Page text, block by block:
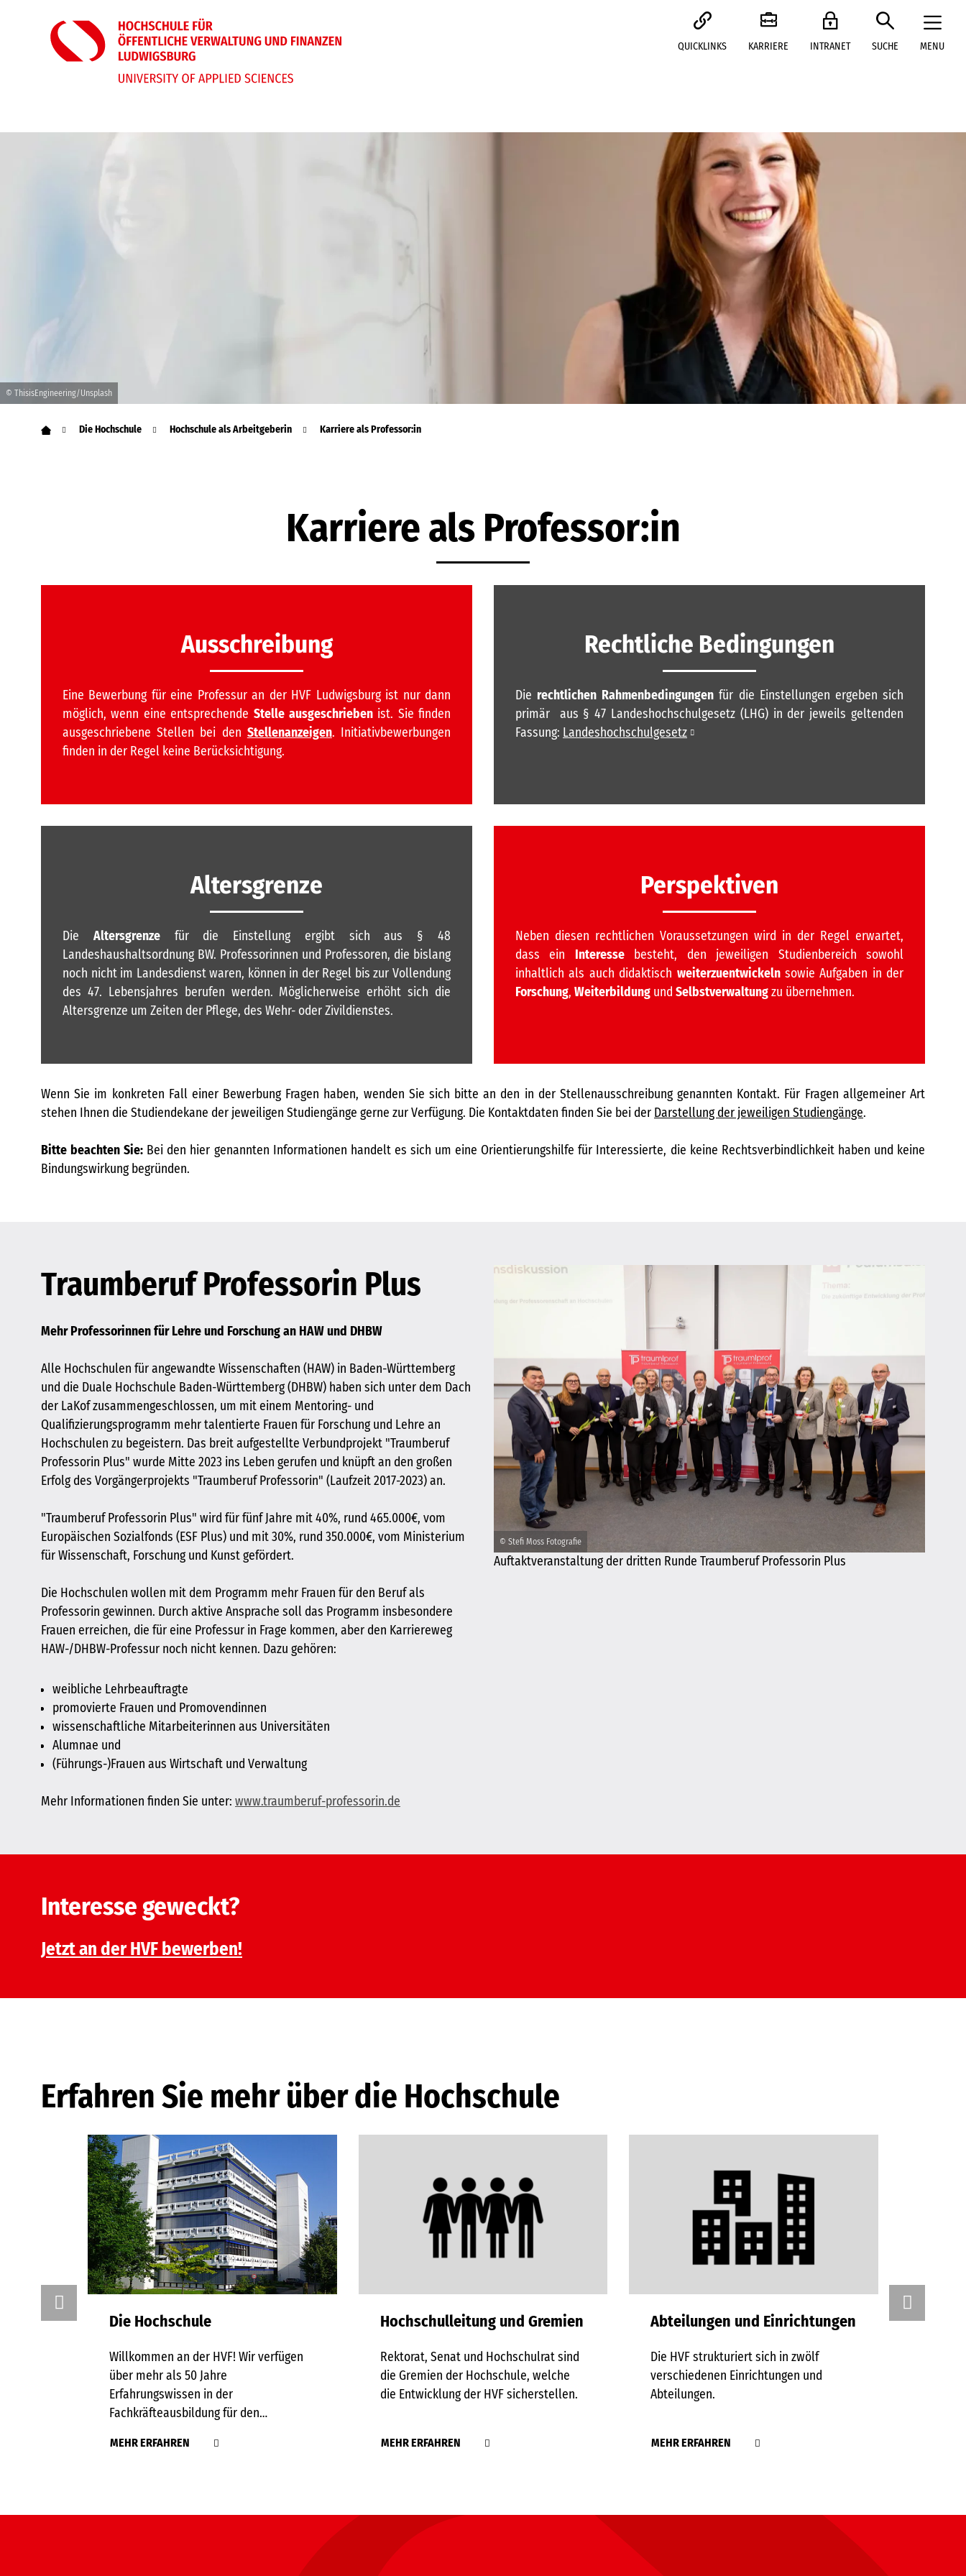
QUICKLINKS KARRIERE INTRANET SUCHE MENU
© ThisisEngineering/Unsplash
Die Hochschule Hochschule als Arbeitgeberin Karriere als Professor:in
Karriere als Professor:in
Ausschreibung
Eine Bewerbung für eine Professur an der HVF Ludwigsburg ist nur dann
möglich, wenn eine entsprechende Stelle ausgeschriebenist. Sie finden
ausgeschriebene Stellen bei den Stellenanzeigen. Initiativbewerbungen
finden in der Regel keine Berücksichtigung.
Rechtliche Bedingungen
Die rechtlichen Rahmenbedingungen für die Einstellungen ergeben sich
primär aus § 47 Landeshochschulgesetz (LHG) in der jeweils geltenden
Fassung: Landeshochschulgesetz
Altersgrenze
Die Altersgrenzefür die Einstellung ergibt sich aus § 48
Landeshaushaltsordnung BW. Professorinnen und Professoren, die bislang
noch nicht im Landesdienst waren, können in der Regel bis zur Vollendung
des 47. Lebensjahres berufen werden. Möglicherweise erhöht sich die
Altersgrenze um Zeiten der Pflege, des Wehr- oder Zivildienstes.
Perspektiven
Neben diesen rechtlichen Voraussetzungen wird in der Regel erwartet,
dass ein Interessebesteht, den jeweiligen Studienbereich sowohl
inhaltlich als auch didaktisch weiterzuentwickelnsowie Aufgaben in der
Forschung, Weiterbildung und Selbstverwaltungzu übernehmen.
Wenn Sie im konkreten Fall einer Bewerbung Fragen haben, wenden Sie sich bitte an den in der Stellenausschreibung genannten Kontakt. Für Fragen allgemeiner Art
stehen Ihnen die Studiendekane der jeweiligen Studiengänge gerne zur Verfügung. Die Kontaktdaten finden Sie bei der Darstellung der jeweiligen Studiengänge.
Bitte beachten Sie: Bei den hier genannten Informationen handelt es sich um eine Orientierungshilfe für Interessierte, die keine Rechtsverbindlichkeit haben und keine
Bindungswirkung begründen.
Traumberuf Professorin Plus
Mehr Professorinnen für Lehre und Forschung an HAW und DHBW
Alle Hochschulen für angewandte Wissenschaften (HAW) in Baden-Württemberg
und die Duale Hochschule Baden-Württemberg (DHBW) haben sich unter dem Dach
der LaKof zusammengeschlossen, um mit einem Mentoring- und
Qualifizierungsprogramm mehr talentierte Frauen für Forschung und Lehre an
Hochschulen zu begeistern. Das breit aufgestellte Verbundprojekt "Traumberuf
Professorin Plus" wurde Mitte 2023 ins Leben gerufen und knüpft an den großen
Erfolg des Vorgängerprojekts "Traumberuf Professorin" (Laufzeit 2017-2023) an.
"Traumberuf Professorin Plus" wird für fünf Jahre mit 40%, rund 465.000€, vom
Europäischen Sozialfonds (ESF Plus) und mit 30%, rund 350.000€, vom Ministerium
für Wissenschaft, Forschung und Kunst gefördert.
Die Hochschulen wollen mit dem Programm mehr Frauen für den Beruf als
Professorin gewinnen. Durch aktive Ansprache soll das Programm insbesondere
Frauen erreichen, die für eine Professur in Frage kommen, aber den Karriereweg
HAW-/DHBW-Professur noch nicht kennen. Dazu gehören:
weibliche Lehrbeauftragte
promovierte Frauen und Promovendinnen
wissenschaftliche Mitarbeiterinnen aus Universitäten
Alumnae und
(Führungs-)Frauen aus Wirtschaft und Verwaltung
Mehr Informationen finden Sie unter: www.traumberuf-professorin.de
© Stefi Moss Fotografie
Auftaktveranstaltung der dritten Runde Traumberuf Professorin Plus
Interesse geweckt?
Jetzt an der HVF bewerben!
Erfahren Sie mehr über die Hochschule
Die Hochschule
Willkommen an der HVF! Wir verfügen
über mehr als 50 Jahre
Erfahrungswissen in der
Fachkräfteausbildung für den…
MEHR ERFAHREN
Hochschulleitung und Gremien
Rektorat, Senat und Hochschulrat sind
die Gremien der Hochschule, welche
die Entwicklung der HVF sicherstellen.
MEHR ERFAHREN
Abteilungen und Einrichtungen
Die HVF strukturiert sich in zwölf
verschiedenen Einrichtungen und
Abteilungen.
MEHR ERFAHREN